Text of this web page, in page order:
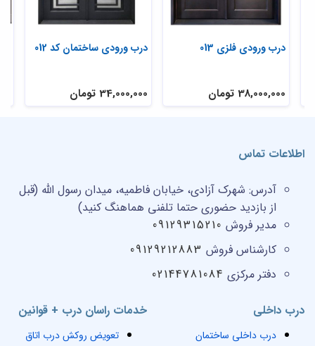
درب ورودی ساختمان کد 012
34,000,000 تومان
درب ورودی فلزی 013
38,000,000 تومان
خدمات راسان درب + قوانین
تعویض روکش درب اتاق
درب داخلی
درب داخلی ساختمان
اطلاعات تماس
آدرس: شهرک آزادی، خیابان فاطمیه، میدان رسول الله (قبل
از بازدید حضوری حتما تلفنی هماهنگ کنید)
مدیر فروش 09129315210
کارشناس فروش 09129212883
دفتر مرکزی 02144781084